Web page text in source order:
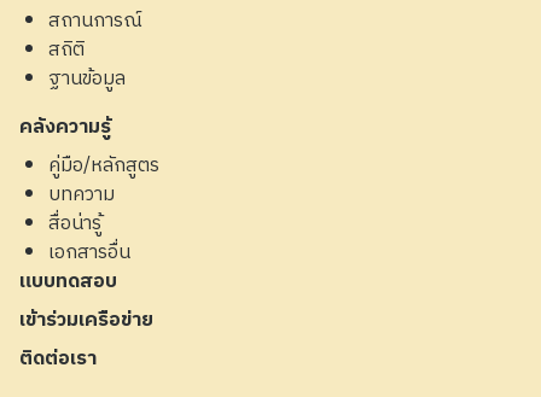
สถานการณ์
สถิติ
ฐานข้อมูล
คลังความรู้
คู่มือ/หลักสูตร
บทความ
สื่อน่ารู้
เอกสารอื่น
แบบทดสอบ
เข้าร่วมเครือข่าย
ติดต่อเรา